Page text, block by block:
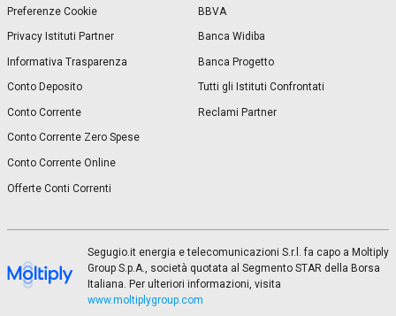
Preferenze Cookie
Privacy Istituti Partner
Informativa Trasparenza
Conto Deposito
Conto Corrente
Conto Corrente Zero Spese
Conto Corrente Online
Offerte Conti Correnti
BBVA
Banca Widiba
Banca Progetto
Tutti gli Istituti Confrontati
Reclami Partner
Segugio.it energia e telecomunicazioni S.r.l. fa capo a Moltiply
Group S.p.A., società quotata al Segmento STAR della Borsa
Italiana. Per ulteriori informazioni, visita
www.moltiplygroup.com